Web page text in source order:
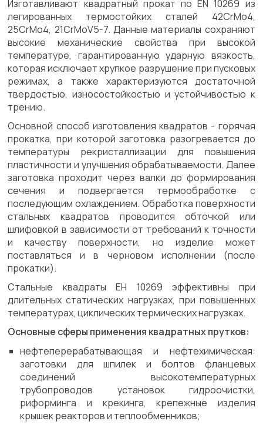
Изготавливают квадратный прокат по EN 10269 из
легированных термостойких сталей 42CrMo4,
25CrMo4, 21CrMoV5-7. Данные материалы сохраняют
высокие механические свойства при высокой
температуре, гарантированную ударную вязкость,
которая исключает хрупкое разрушение при пусковых
режимах, а также характеризуются достаточной
твердостью, износостойкостью и устойчивостью к
трению.
Основной способ изготовления квадратов - горячая
прокатка, при которой заготовка разогревается до
температуры рекристаллизации для повышения
пластичности и улучшения обрабатываемости. Далее
заготовка проходит через валки до формирования
сечения и подвергается термообработке с
последующим охлаждением. Обработка поверхности
стальных квадратов проводится обточкой или
шлифовкой в зависимости от требований к точности
и качеству поверхности, но изделие может
поставляться и в черновом исполнении (после
прокатки).
Стальные квадраты ЕН 10269 эффективны при
длительных статических нагрузках, при повышенных
температурах, циклических термических нагрузках.
Основные сферы применения квадратных прутков:
нефтеперерабатывающая и нефтехимическая:
заготовки для шпилек и болтов фланцевых
соединений высокотемпературных
трубопроводов установок гидроочистки,
риформинга и крекинга, крепежные изделия
крышек реакторов и теплообменников;